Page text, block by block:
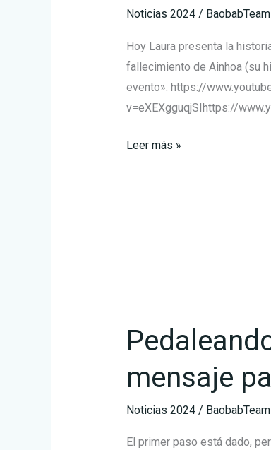
Noticias 2024/ BaobabTeam
Hoy Laura presenta la
fallecimiento de Ainhoa (su
evento». https://
v=eXEXgguqjSIhttps://
su
historia
Leer más »
mensaje
Noticias 2024/ BaobabTeam
El primer paso está dado,
Ainhoa
un
para
ti